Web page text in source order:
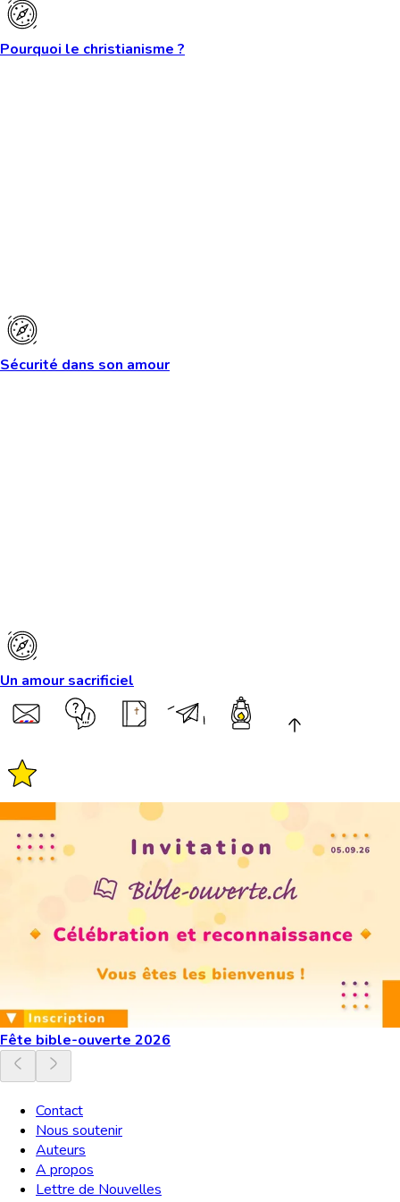
Pourquoi le christianisme ?
Sécurité dans son amour
Un amour sacrificiel
Fête bible-ouverte 2026
Contact
Nous soutenir
Auteurs
A propos
Lettre de Nouvelles